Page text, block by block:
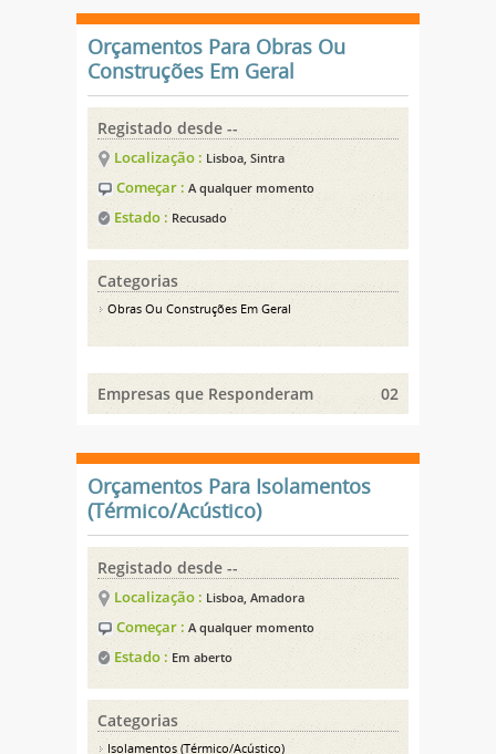
Orçamentos Para Obras Ou
Construções Em Geral
Registado desde --
Localização : Lisboa, Sintra
Começar : A qualquer momento
Estado : Recusado
Categorias
Obras Ou Construções Em Geral
Empresas que Responderam 02
Orçamentos Para Isolamentos
(Térmico/Acústico)
Registado desde --
Localização : Lisboa, Amadora
Começar : A qualquer momento
Estado : Em aberto
Categorias
Isolamentos (Térmico/Acústico)